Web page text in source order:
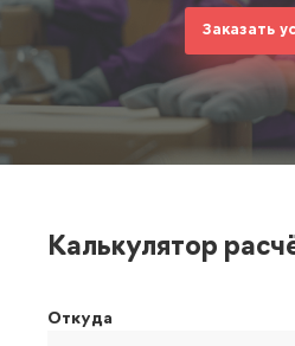
Заказать
Калькулятор
Откуда